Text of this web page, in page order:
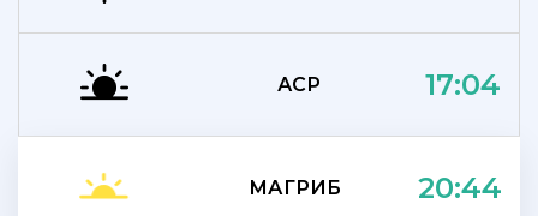
АСР 17:04
МАГРИБ 20:44